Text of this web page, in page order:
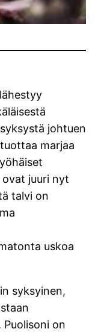
johtuen
marjaa
juuri nyt
talvi on
uskoa
syksyinen,
on